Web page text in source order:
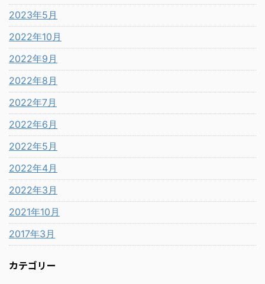
2023年5月
2022年10月
2022年9月
2022年8月
2022年7月
2022年6月
2022年5月
2022年4月
2022年3月
2021年10月
2017年3月
カテゴリー